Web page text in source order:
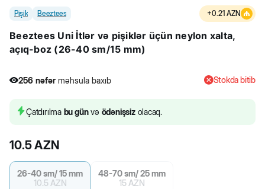
Pişik Beeztees +0.21 AZN
Beeztees Uni İtlər və pişiklər üçün neylon xalta,
açıq-boz (26-40 sm/15 mm)
256 nəfər məhsula baxıb
256 nəfər məhsula baxıb
Stokda bitib
Çatdırılma bu günvə ödənişsizolacaq.
10.5AZN
26-40 sm/ 15 mm
10.5 AZN
48-70 sm/ 25 mm
15 AZN